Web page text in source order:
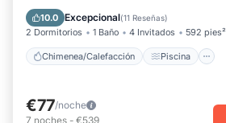
10.0 Excepcional(11 Reseñas)
2 Dormitorios 1 Baño 4 Invitados 592 pies²
Chimenea/Calefacción Piscina
Balcón/Terraza
€77/noche
7 noches - €539